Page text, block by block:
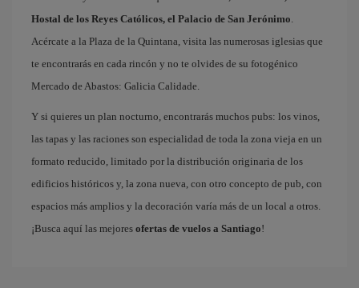
Hostal de los Reyes Católicos, el Palacio de San Jerónimo
Acércate a la Plaza de la Quintana, visita las numerosas iglesias que
te encontrarás en cada rincón y no te olvides de su fotogénico
Mercado de Abastos: Galicia Calidade.
Y si quieres un plan nocturno, encontrarás muchos pubs: los vinos,
las tapas y las raciones son especialidad de toda la zona vieja en un
formato reducido, limitado por la distribución originaria de los
edificios históricos y, la zona nueva, con otro concepto de pub, con
espacios más amplios y la decoración varía más de un local a otros.
¡Busca aquí las mejores ofertas de vuelos a Santiago!